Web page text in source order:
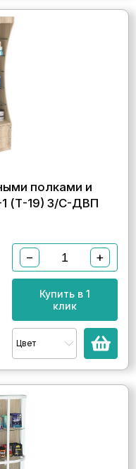
полками и
(Т-19) З/C-ДВП
− +
Купить в 1
клик
Цвет